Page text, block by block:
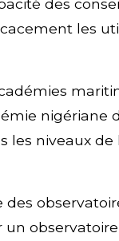
des
les
nigériane
les niveaux
des
un